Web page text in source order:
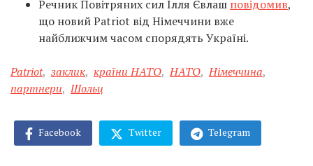
Речник Повітряних сил Ілля Євлаш повідомив,
що новий Patriot від Німеччини вже
найближчим часом спорядять Україні.
Patriot, заклик, країни НАТО, НАТО, Німеччина,
партнери, Шольц
Facebook Twitter Telegram